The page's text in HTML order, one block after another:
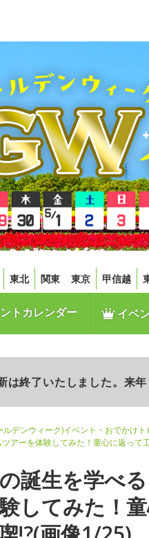
東北 関東 東京 甲信越
トカレンダー イベ
は終了いたしました。来
ルデンウィーク)イベント・おでかけト
アーを体験してみた！童心に返って
誕生を学べ
してみた！